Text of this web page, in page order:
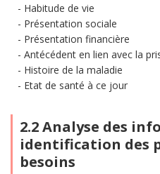
Habitude de vie
Présentation sociale
Présentation financière
Antécédent en lien avec la
Histoire de la maladie
Etat de santé à ce jour
2.2 Analyse des
identification des
besoins